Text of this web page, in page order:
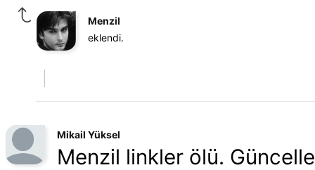
Menzil
eklendi.
Mikail Yüksel
Menzil linkler ölü.